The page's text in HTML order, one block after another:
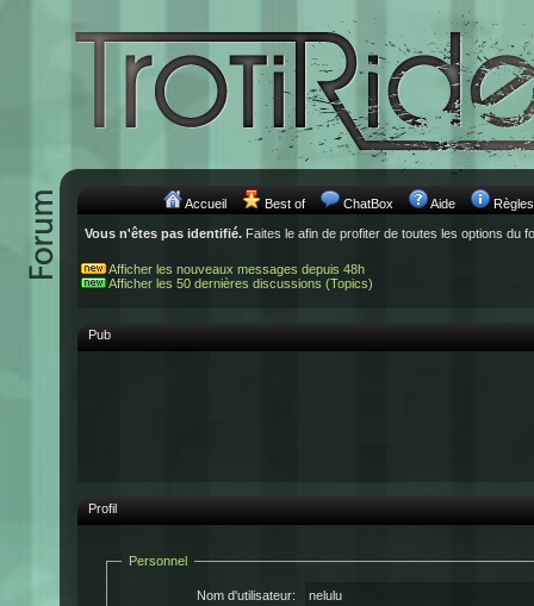
Accueil Best of ChatBox Aide Règles
Vous n'êtes pas identifié. Faites le afin de profiter de toutes les options du
Afficher les nouveaux messages depuis 48h
Afficher les 50 dernières discussions (Topics)
Pub
Profil
Personnel
Nom d'utilisateur:
nelulu